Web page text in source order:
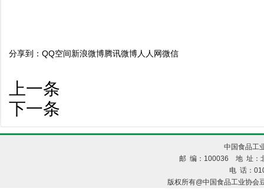
分享到： QQ空间新浪微博腾讯微博人人网微信
上一条
下一条
中国食品工
邮 编：100036 地 址：
电 话：
版权所有@中国食品工业协